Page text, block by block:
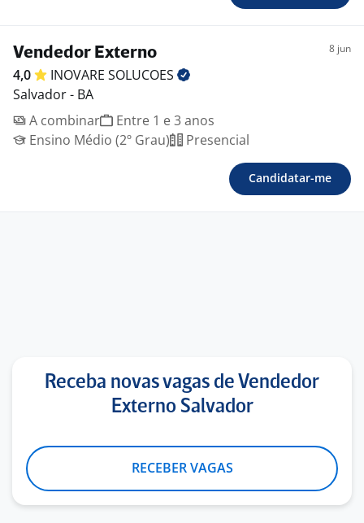
Vendedor Externo 8 jun
4,0 INOVARE SOLUCOES
Salvador - BA
A combinar
Entre 1 e 3 anos
Ensino Médio (2º Grau)
Presencial
Candidatar-me
Receba novas vagas de Vendedor
Externo Salvador
RECEBER VAGAS